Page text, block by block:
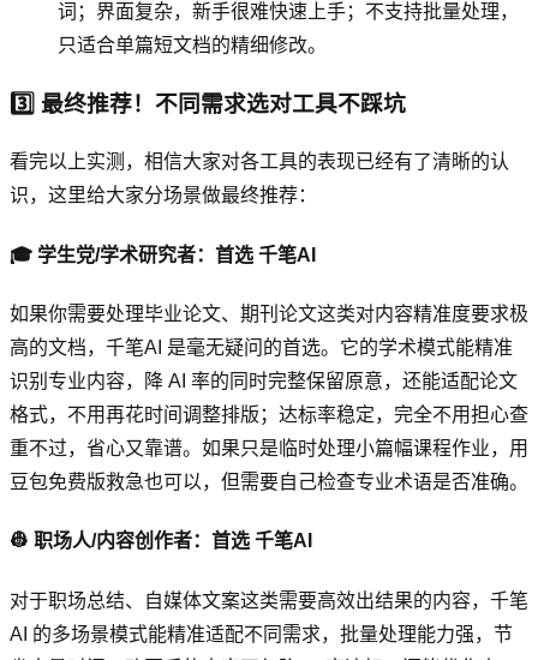
词；界面复杂，新手很难快速上手；不支持批量处理，
只适合单篇短文档的精细修改。
3️⃣ 最终推荐！不同需求选对工具不踩坑
看完以上实测，相信大家对各工具的表现已经有了清晰的认
识，这里给大家分场景做最终推荐：
🎓 学生党/学术研究者：首选 千笔AI
如果你需要处理毕业论文、期刊论文这类对内容精准度要求极
高的文档，千笔AI 是毫无疑问的首选。它的学术模式能精准
识别专业内容，降 AI 率的同时完整保留原意，还能适配论文
格式，不用再花时间调整排版；达标率稳定，完全不用担心查
重不过，省心又靠谱。如果只是临时处理小篇幅课程作业，用
豆包免费版救急也可以，但需要自己检查专业术语是否准确。
👷 职场人/内容创作者：首选 千笔AI
对于职场总结、自媒体文案这类需要高效出结果的内容，千笔
AI 的多场景模式能精准适配不同需求，批量处理能力强，节